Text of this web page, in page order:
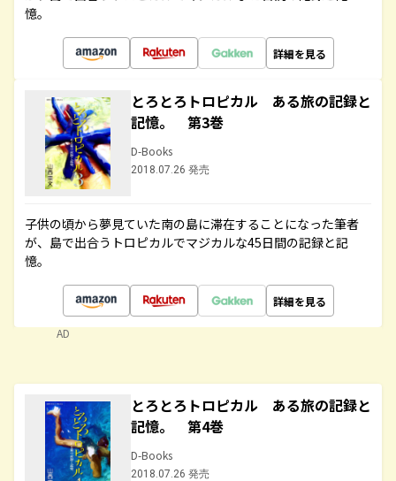
憶。
詳細を見る
とろとろトロピカル ある旅の記録と
記憶。 第3巻
D-Books
2018.07.26 発売
子供の頃から夢見ていた南の島に滞在することになった筆者
が、島で出合うトロピカルでマジカルな45日間の記録と記
憶。
詳細を見る
AD
とろとろトロピカル ある旅の記録と
記憶。 第4巻
D-Books
2018.07.26 発売